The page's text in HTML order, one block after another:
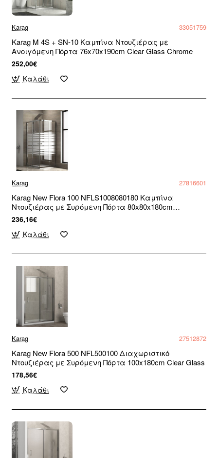
Karag 33051759
Karag M 4S + SN-10 Καμπίνα Ντουζιέρας με
Ανοιγόμενη Πόρτα 76x70x190cm Clear Glass Chrome
252,00€
Καλάθι
Karag 27816601
Karag New Flora 100 NFLS1008080180 Καμπίνα
Ντουζιέρας με Συρόμενη Πόρτα 80x80x180cm
Serigrafato
236,16€
Καλάθι
Karag 27512872
Karag New Flora 500 NFL500100 Διαχωριστικό
Ντουζιέρας με Συρόμενη Πόρτα 100x180cm Clear Glass
178,56€
Καλάθι